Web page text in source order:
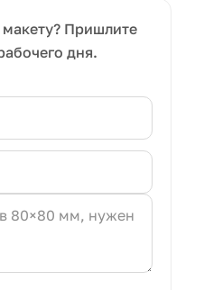
Пришлите
дня.